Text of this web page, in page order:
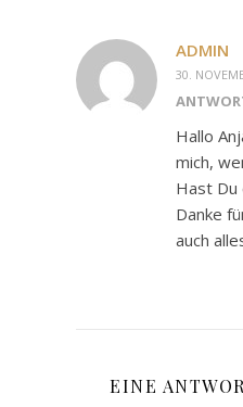
ADMIN
30.
Hallo
mich,
Hast Du
Danke
auch
EINE